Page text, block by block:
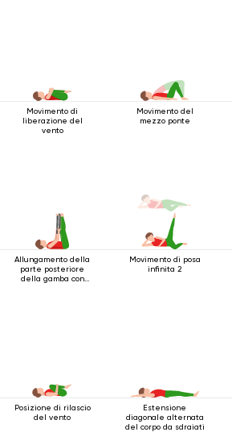
Movimento di
liberazione del
vento
Movimento del
mezzo ponte
Allungamento della
parte posteriore
della gamba con
Movimento di posa
infinita 2
Posizione di rilascio
del vento
Estensione
diagonale alternata
del corpo da sdraiati